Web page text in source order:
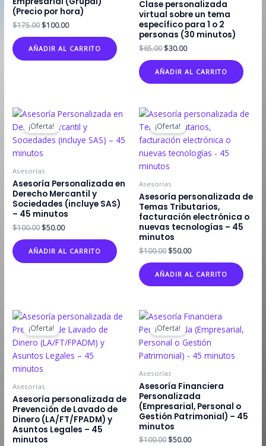
(Precio por hora)
$175.00 El
original
era:
$175.00.
$100.00El
actual
es:
$100.00.
AÑADIR AL CARRITO
Clase personalizada
virtual sobre un tema
específico para 1 o 2
personas (30 minutos)
$65.00 El
original
era:
$65.00.
$30.00El
actual
es:
$30.00.
AÑADIR AL CARRITO
¡Oferta!
Asesorías
Asesoría Personalizada en
Derecho Mercantil y
Sociedades (incluye SAS)
– 45 minutos
$100.00 El
original
era:
$100.00.
$50.00El
actual
es:
$50.00.
AÑADIR AL CARRITO
¡Oferta!
Asesorías
Asesoría personalizada de
Temas Tributarios,
facturación electrónica o
nuevas tecnologías – 45
minutos
$100.00 El
original
era:
$100.00.
$50.00El
actual
es:
$50.00.
AÑADIR AL CARRITO
¡Oferta!
Asesorías
Asesoría personalizada de
Prevención de Lavado de
Dinero (LA/FT/FPADM) y
Asuntos Legales – 45
minutos
¡Oferta!
Asesorías
Asesoría Financiera
Personalizada
(Empresarial, Personal o
Gestión Patrimonial) – 45
minutos
$100.00 El
$50.00El